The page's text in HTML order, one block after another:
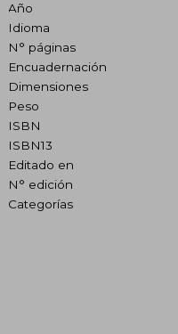
Año
Idioma
N° páginas
Encuadernación
Dimensiones
Peso
ISBN
ISBN13
Editado en
N° edición
Categorías